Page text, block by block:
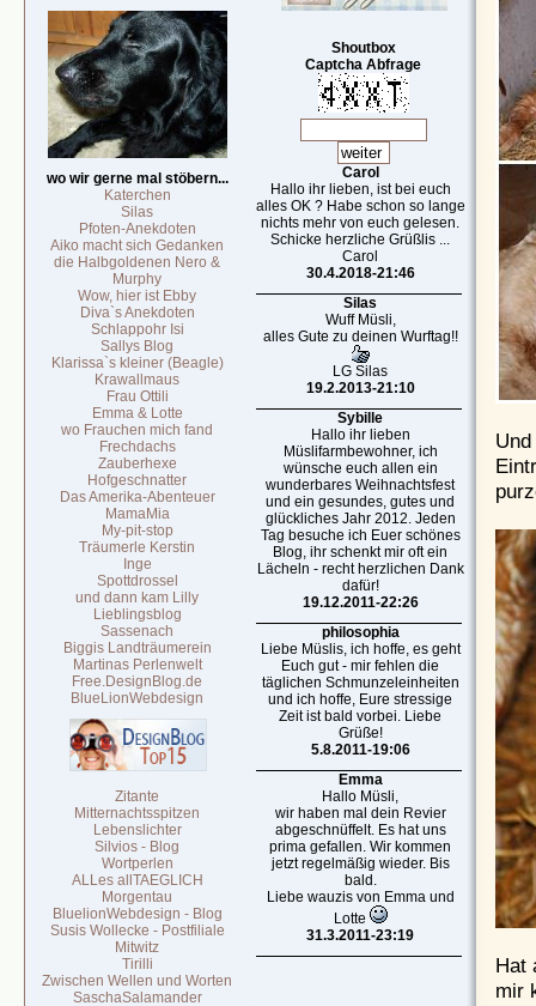
wo wir gerne mal stöbern...
Katerchen
Silas
Pfoten-Anekdoten
Aiko macht sich Gedanken
die Halbgoldenen Nero &
Murphy
Wow, hier ist Ebby
Diva`s Anekdoten
Schlappohr Isi
Sallys Blog
Klarissa`s kleiner (Beagle)
Krawallmaus
Frau Ottili
Emma & Lotte
wo Frauchen mich fand
Frechdachs
Zauberhexe
Hofgeschnatter
Das Amerika-Abenteuer
MamaMia
My-pit-stop
Träumerle Kerstin
Inge
Spottdrossel
und dann kam Lilly
Lieblingsblog
Sassenach
Biggis Landträumerein
Martinas Perlenwelt
Free.DesignBlog.de
BlueLionWebdesign
Zitante
Mitternachtsspitzen
Lebenslichter
Silvios - Blog
Wortperlen
ALLes allTAEGLICH
Morgentau
BluelionWebdesign - Blog
Susis Wollecke - Postfiliale
Mitwitz
Tirilli
Zwischen Wellen und Worten
SaschaSalamander
Shoutbox
Captcha Abfrage
Carol
Hallo ihr lieben, ist bei euch
alles OK ? Habe schon so lange
nichts mehr von euch gelesen.
Schicke herzliche Grüßlis ...
Carol
30.4.2018-21:46
Silas
Wuff Müsli,
alles Gute zu deinen Wurftag!!
LG Silas
19.2.2013-21:10
Sybille
Hallo ihr lieben
Müslifarmbewohner, ich
wünsche euch allen ein
wunderbares Weihnachtsfest
und ein gesundes, gutes und
glückliches Jahr 2012. Jeden
Tag besuche ich Euer schönes
Blog, ihr schenkt mir oft ein
Lächeln - recht herzlichen Dank
dafür!
19.12.2011-22:26
philosophia
Liebe Müslis, ich hoffe, es geht
Euch gut - mir fehlen die
täglichen Schmunzeleinheiten
und ich hoffe, Eure stressige
Zeit ist bald vorbei. Liebe
Grüße!
5.8.2011-19:06
Emma
Hallo Müsli,
wir haben mal dein Revier
abgeschnüffelt. Es hat uns
prima gefallen. Wir kommen
jetzt regelmäßig wieder. Bis
bald.
Liebe wauzis von Emma und
Lotte
31.3.2011-23:19
Hat
mir